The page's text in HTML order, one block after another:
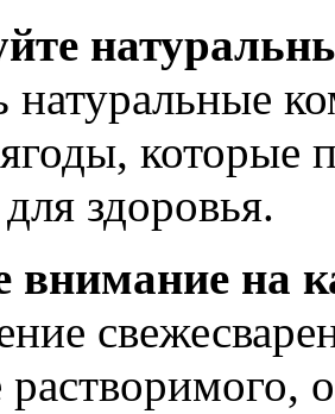
натуральные
которые
здоровья.
внимание на
растворимого,